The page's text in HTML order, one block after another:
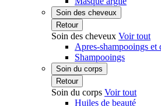
Soin des cheveux
Retour
Soin des cheveux Voir tout
Apres-shampooings et
Shampooings
Soin du corps
Retour
Soin du corps Voir tout
Huiles de beauté